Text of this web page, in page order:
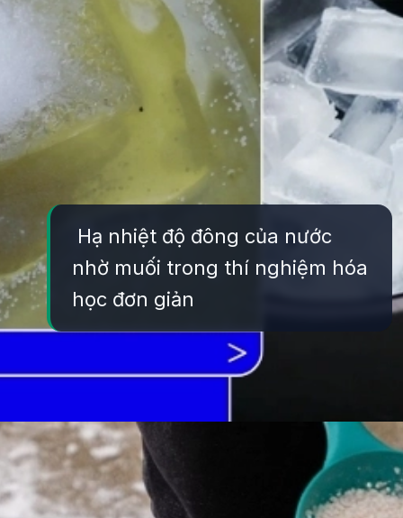
Hạ nhiệt độ đông của nước
nhờ muối trong thí nghiệm hóa
học đơn giản
Đang mở https://yeukhoahoc.edu.vn/vi-sao-muoi-lam-tan-bang